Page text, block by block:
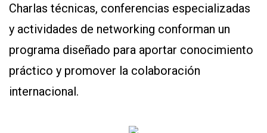
Charlas técnicas, conferencias especializadas
y actividades de networking conforman un
programa diseñado para aportar conocimiento
práctico y promover la colaboración
internacional.